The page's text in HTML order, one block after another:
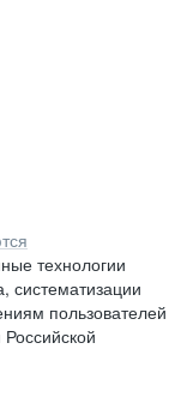
технологии
систематизации
пользователей